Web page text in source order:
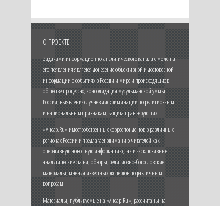
О ПРОЕКТЕ
Задачами информационно-аналитического канала с момента
его появления является донесение объективной и достоверной
информации о событиях в России и мире и происходящих в
обществе процессах, консолидация мусульманской уммы
России, выявление случаев дискриминации по религиозным
и национальным признакам, защита прав верующих.
«Ансар.Ru» имеет собственных корреспондентов в различных
регионах России и предлагает вниманию читателей как
оперативную новостную информацию, так и эксклюзивные
аналитические статьи, обзоры, религиозно-богословские
материалы, мнения известных экспертов по различным
вопросам.
Материалы, публикуемые на «Ансар.Ru», рассчитаны на